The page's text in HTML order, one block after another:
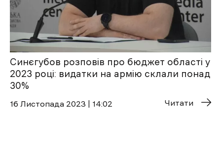
Синєгубов розповів про бюджет області у
2023 році: видатки на армію склали понад
30%
16 Листопада 2023 | 14:02 Читати